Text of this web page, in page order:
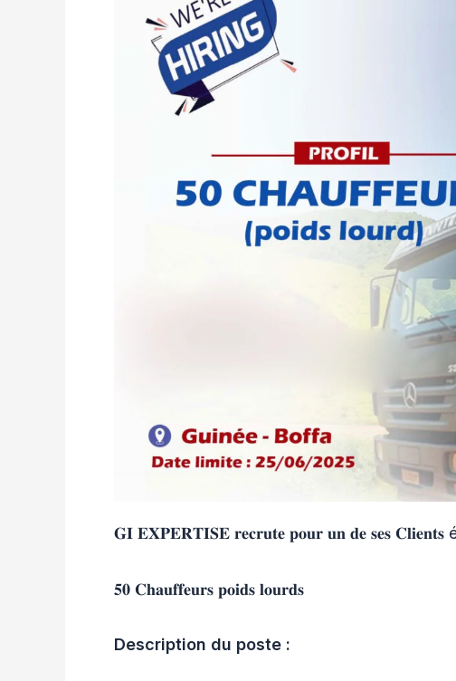
𝐆𝐈 𝐄𝐗𝐏𝐄𝐑𝐓𝐈𝐒𝐄 𝐫𝐞𝐜𝐫𝐮𝐭𝐞 𝐩𝐨𝐮𝐫 𝐮𝐧 𝐝𝐞 𝐬𝐞𝐬 𝐂𝐥𝐢𝐞𝐧𝐭𝐬
𝟓𝟎 𝐂𝐡𝐚𝐮𝐟𝐟𝐞𝐮𝐫𝐬 𝐩𝐨𝐢𝐝𝐬 𝐥𝐨𝐮𝐫𝐝𝐬
Description du poste :